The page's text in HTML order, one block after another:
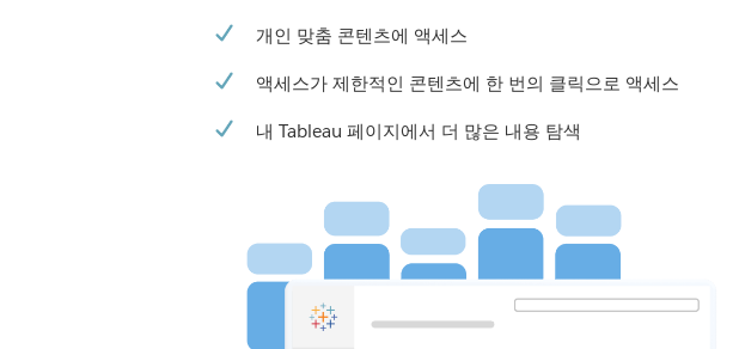
개인 맞춤 콘텐츠에 액세스
액세스가 제한적인 콘텐츠에 한 번의 클릭으로 액세스
내 Tableau 페이지에서 더 많은 내용 탐색